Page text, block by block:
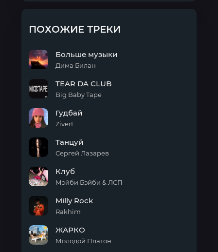
ПОХОЖИЕ ТРЕКИ
музыки
Больше музыки
Дима Билан
DA
CLUB
TEAR DA CLUB
Big Baby Tape
Гудбай
Zivert
Танцуй
Сергей Лазарев
Клуб
Мэйби Бэйби & ЛСП
Rock
Milly Rock
Rakhim
ЖАРКО
Молодой Платон